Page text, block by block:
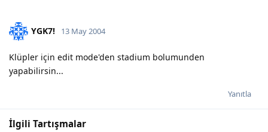
YGK7! 13 May 2004
Klüpler için edit mode'den stadium bolumunden
yapabilirsin...
Yanıtla
İlgili Tartışmalar